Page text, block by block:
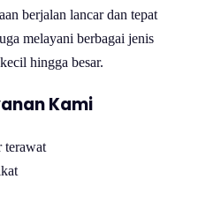
berjalan lancar dan tepat
melayani berbagai jenis
hingga besar.
Kami
terawat